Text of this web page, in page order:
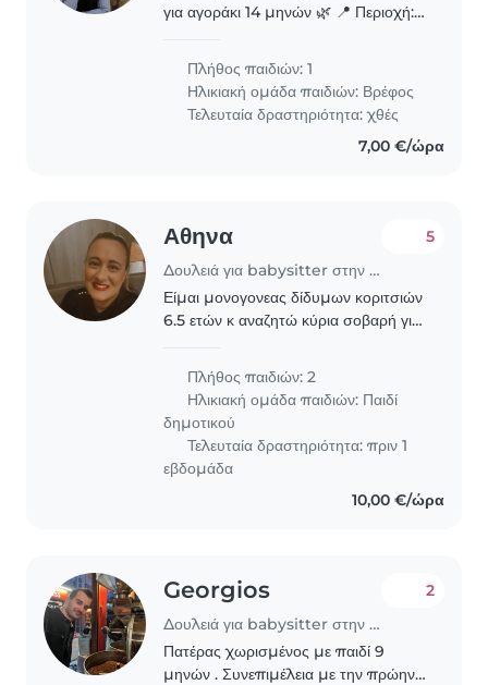
για αγοράκι 14 μηνών 🌿 📍 Περιοχή:
κοντά στη Λ. Αλεξάνδρας)
Αναζητούμε ένα ζεστό, υπεύθυνο και
έμπειρο άτομο για μακροχρόνια..
Πλήθος παιδιών: 1
Ηλικιακή ομάδα παιδιών: Βρέφος
Τελευταία δραστηριότητα: χθές
7,00 €/ώρα
Αθηνα
Δουλειά για babysitter στην περιοχή Αθήνα
5
Είμαι μονογονεας δίδυμων κοριτσιών
6.5 ετών κ αναζητώ κύρια σοβαρή για
ανάγκη όπως ασθένεια ή δεν έχουν
σχολείο τα παιδιά
Πλήθος παιδιών: 2
Ηλικιακή ομάδα παιδιών: Παιδί
δημοτικού
Τελευταία δραστηριότητα: πριν 1
εβδομάδα
10,00 €/ώρα
Georgios
Δουλειά για babysitter στην περιοχή Αθήνα
2
Πατέρας χωρισμένος με παιδί 9
μηνών . Συνεπιμέλεια με την πρώην